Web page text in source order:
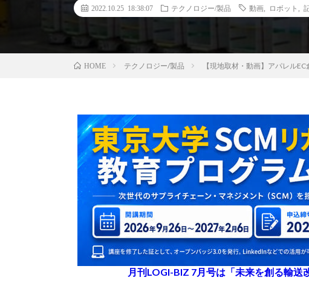
2022.10.25 18:38:07 テクノロジー/製品 動画 ロボット
HOME テクノロジー/製品 【現地取材・動画】アパレル
月刊LOGI-BIZ 7月号は「未来を創る輸